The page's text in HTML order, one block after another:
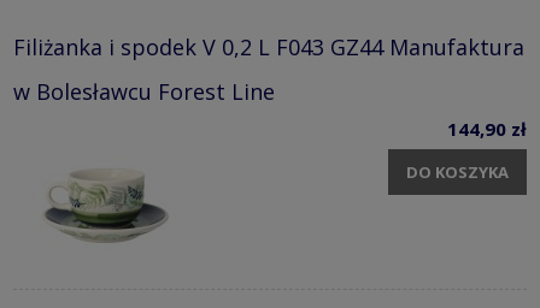
Filiżanka i spodek V 0,2 L F043 GZ44 Manufaktura
w Bolesławcu Forest Line
144,90 zł
DO KOSZYKA